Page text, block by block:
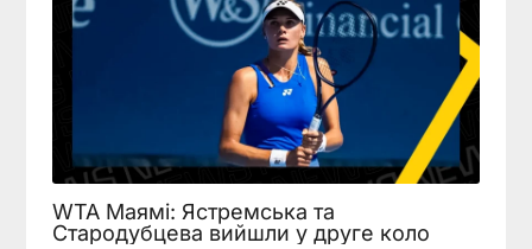
WTA Маямі: Ястремська та
Стародубцева вийшли у друге коло